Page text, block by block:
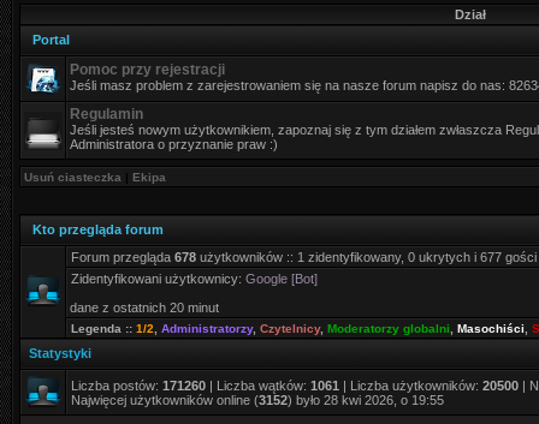
Dział
Portal
Pomoc przy rejestracji
Jeśli masz problem z zarejestrowaniem się na nasze forum napisz do nas:
Regulamin
Jeśli jesteś nowym użytkownikiem, zapoznaj się z tym działem zwłaszcza
Administratora o przyznanie praw :)
Usuń ciasteczka | Ekipa
Kto przegląda forum
Forum przegląda 678 użytkowników :: 1 zidentyfikowany, 0 ukrytych i 677 gości
Zidentyfikowani użytkownicy: Google [Bot]
dane z ostatnich 20 minut
Legenda :: 1/2 Administratorzy, Czytelnicy, Moderatorzy globalni Masochiści
Statystyki
Liczba postów: 171260 | Liczba wątków: 1061 | Liczba użytkowników: 20500 |
Najwięcej użytkowników online (3152) było 28 kwi 2026, o 19:55